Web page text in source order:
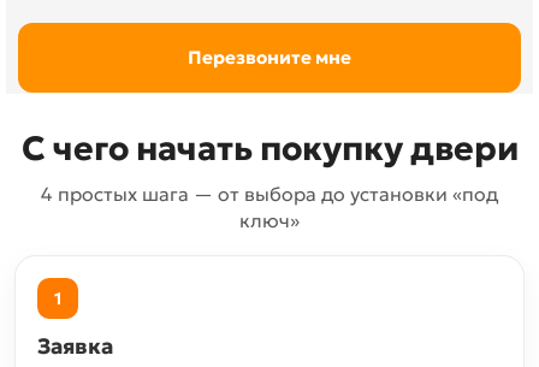
С чего начать покупку двери
4 простых шага — от выбора до установки «под
ключ»
1
Заявка